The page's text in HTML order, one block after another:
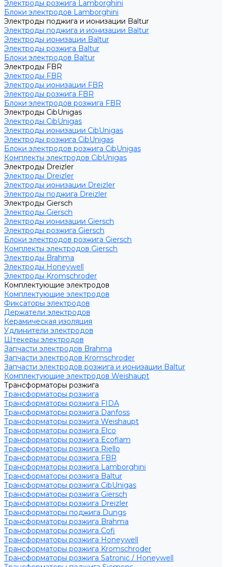
Электроды розжига Lamborghini
Блоки электродов Lamborghini
Электроды поджига и ионизации Baltur
Электроды поджига и ионизации Baltur
Электроды ионизации Baltur
Электроды розжига Baltur
Блоки электродов Baltur
Электроды FBR
Электроды FBR
Электроды ионизации FBR
Электроды розжига FBR
Блоки электродов розжига FBR
Электроды CibUnigas
Электроды CibUnigas
Электроды ионизации CibUnigas
Электроды розжига CibUnigas
Блоки электродов розжига CibUnigas
Комплекты электродов CibUnigas
Электроды Dreizler
Электроды Dreizler
Электроды ионизации Dreizler
Электроды поджига Dreizler
Электроды Giersch
Электроды Giersch
Электроды ионизации Giersch
Электроды розжига Giersch
Блоки электродов розжига Giersch
Комплекты электродов Giersch
Электроды Brahma
Электроды Honeywell
Электроды Kromschroder
Комплектующие электродов
Комплектующие электродов
Фиксаторы электродов
Держатели электродов
Керамическая изоляция
Удлинители электродов
Штекеры электродов
Запчасти электродов Brahma
Запчасти электродов Kromschroder
Запчасти электродов розжига и ионизации Baltur
Комплектующие электродов Weishaupt
Трансформаторы розжига
Трансформаторы розжига
Трансформаторы розжига FIDA
Трансформаторы розжига Danfoss
Трансформаторы розжига Weishaupt
Трансформаторы розжига Elco
Трансформаторы розжига Ecoflam
Трансформаторы розжига Riello
Трансформаторы розжига FBR
Трансформаторы розжига Lamborghini
Трансформаторы розжига Baltur
Трансформаторы розжига CibUnigas
Трансформаторы розжига Giersch
Трансформаторы розжига Dreizler
Трансформаторы поджига Dungs
Трансформаторы розжига Brahma
Трансформаторы розжига Cofi
Трансформаторы розжига Honeywell
Трансформаторы розжига Kromschroder
Трансформаторы розжига Satronic / Honeywell